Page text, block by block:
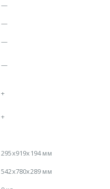
—
—
—
—
+
+
295x919x194 мм
542x780x289 мм